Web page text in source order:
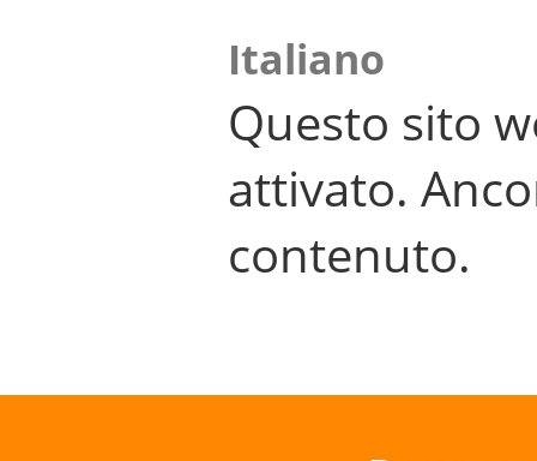
Italiano
Questo sito
attivato.
contenuto.